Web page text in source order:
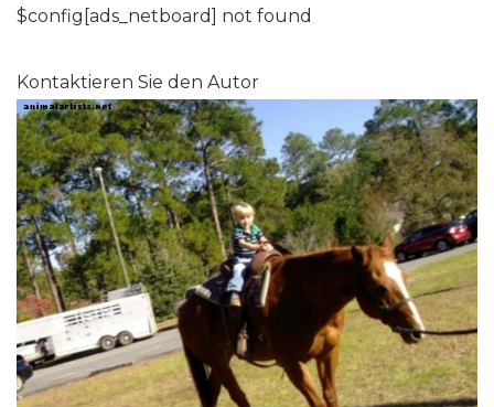
$config[ads_netboard] not found
Kontaktieren Sie den Autor